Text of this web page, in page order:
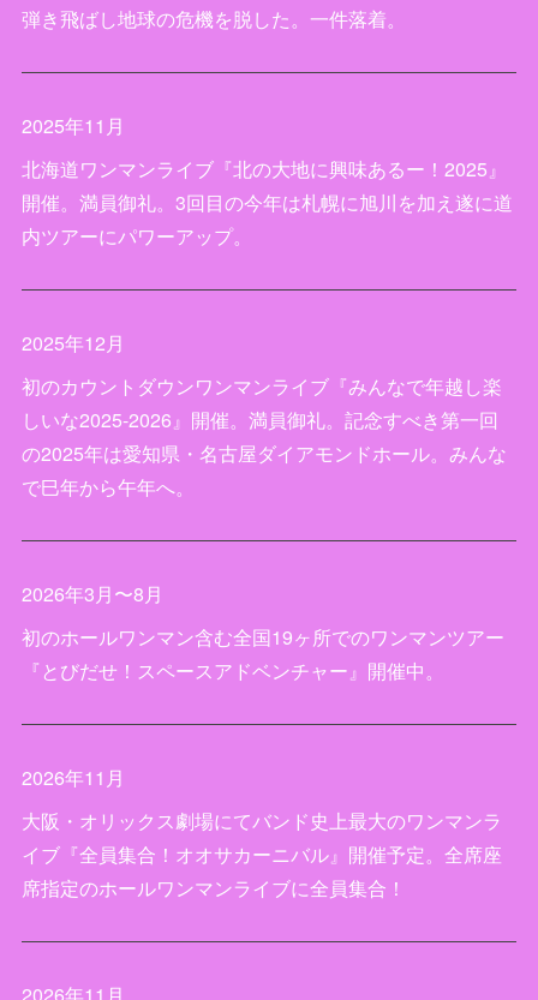
弾き飛ばし地球の危機を脱した。一件落着。
2025年11月
北海道ワンマンライブ『北の大地に興味あるー！2025』
開催。満員御礼。3回目の今年は札幌に旭川を加え遂に道
内ツアーにパワーアップ。
2025年12月
初のカウントダウンワンマンライブ『みんなで年越し楽
しいな2025-2026』開催。満員御礼。記念すべき第一回
の2025年は愛知県・名古屋ダイアモンドホール。みんな
で巳年から午年へ。
2026年3月〜8月
初のホールワンマン含む全国19ヶ所でのワンマンツアー
『とびだせ！スペースアドベンチャー』開催中。
2026年11月
大阪・オリックス劇場にてバンド史上最大のワンマンラ
イブ『全員集合！オオサカーニバル』開催予定。全席座
席指定のホールワンマンライブに全員集合！